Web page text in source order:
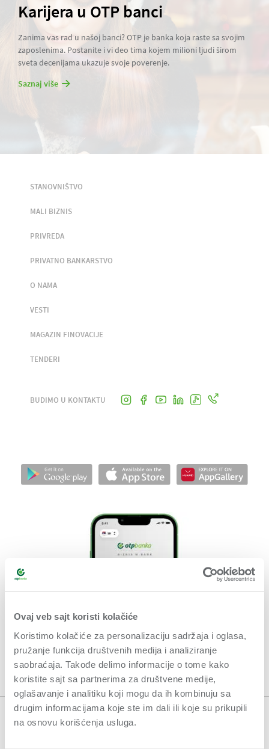
Ovaj veb sajt koristi kolačiće
Koristimo kolačiće za personalizaciju sadržaja i oglasa,
pružanje funkcija društvenih medija i analiziranje
saobraćaja. Takođe delimo informacije o tome kako
koristite sajt sa partnerima za društvene medije,
oglašavanje i analitiku koji mogu da ih kombinuju sa
drugim informacijama koje ste im dali ili koje su prikupili
na osnovu korišćenja usluga.
Karijera u OTP banci
Zanima vas rad u našoj banci? OTP je banka koja raste sa svojim
zaposlenima. Postanite i vi deo tima kojem milioni ljudi širom
sveta decenijama ukazuje svoje poverenje.
Saznaj više
STANOVNIŠTVO
MALI BIZNIS
PRIVREDA
PRIVATNO BANKARSTVO
O NAMA
VESTI
MAGAZIN FINOVACIJE
TENDERI
BUDIMO U KONTAKTU
OPŠTI USLOVI POSLOVANJA